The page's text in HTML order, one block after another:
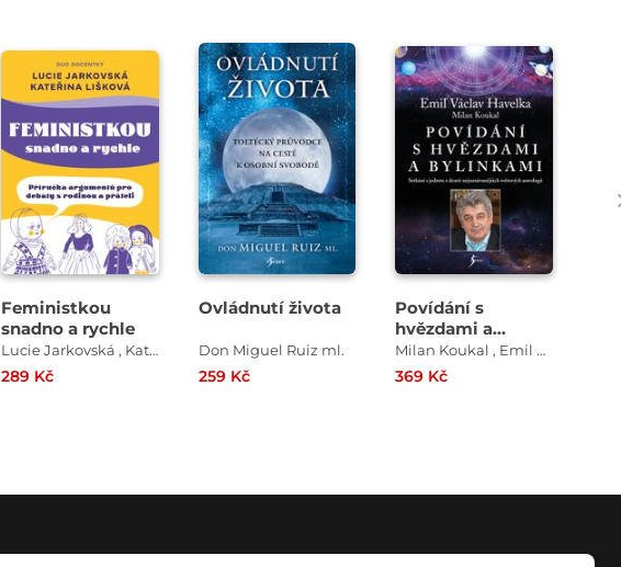
Feministkou
snadno a rychle
Lucie Jarkovská , Kateřina Lišková
289 Kč
Ovládnutí života
Don Miguel Ruiz ml.
259 Kč
Povídání s
hvězdami a
bylinkami-2.upr.v.
Milan Koukal , Emil Václav Havelka
369 Kč